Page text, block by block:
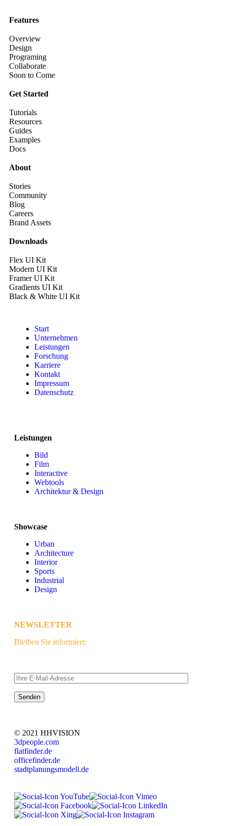
Features
Overview
Design
Programing
Collaborate
Soon to Come
Get Started
Tutorials
Resources
Guides
Examples
Docs
About
Stories
Community
Blog
Careers
Brand Assets
Downloads
Flex UI Kit
Modern UI Kit
Framer UI Kit
Gradients UI Kit
Black & White UI Kit
Start
Unternehmen
Leistungen
Forschung
Karriere
Kontakt
Impressum
Datenschutz
Leistungen
Bild
Film
Interactive
Webtools
Architektur & Design
Showcase
Urban
Architecture
Interior
Sports
Industrial
Design
NEWSLETTER
Bleiben Sie informiert:
© 2021 HHVISION
3dpeople.com
flatfinder.de
officefinder.de
stadtplanungsmodell.de